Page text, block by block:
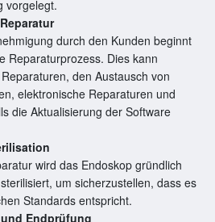
vorgelegt.
durch den Kunden beginnt
Reparaturprozess. Dies kann
den Austausch von
elektronische Reparaturen und
die Aktualisierung der Software
wird das Endoskop gründlich
um sicherzustellen, dass es
Standards entspricht.
Endprüfung